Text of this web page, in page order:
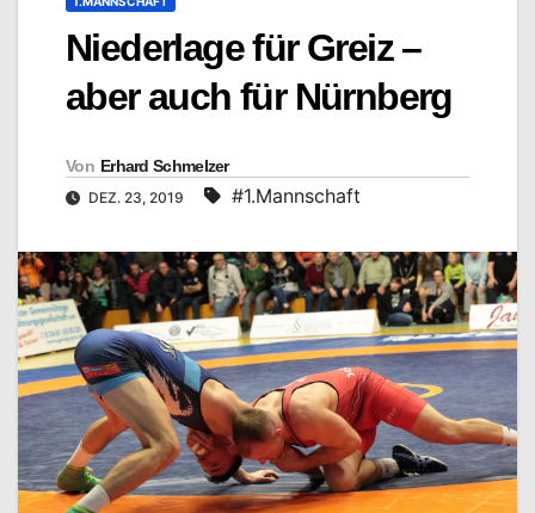
Niederlage für Greiz –
aber auch für Nürnberg
Von Erhard Schmelzer
DEZ. 23, 2019 #1.Mannschaft